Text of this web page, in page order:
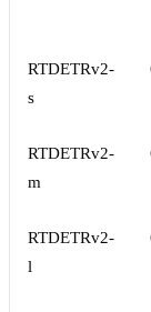
RTDETRv2-
s
RTDETRv2-
m
RTDETRv2-
l